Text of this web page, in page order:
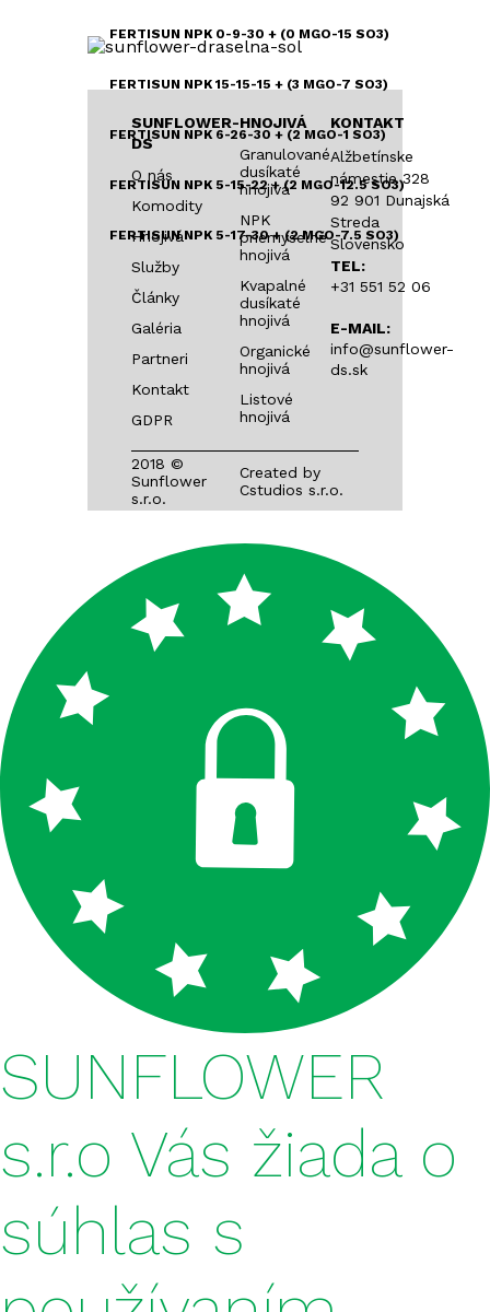
FERTISUN NPK 0-9-30 + (0 MGO-15 SO3)
FERTISUN NPK 15-15-15 + (3 MGO-7 SO3)
FERTISUN NPK 6-26-30 + (2 MGO-1 SO3)
FERTISUN NPK 5-15-22 + (2 MGO-12.5 SO3)
FERTISUN NPK 5-17-30 + (2 MGO-7.5 SO3)
FERTISUN NPK 9-23-23
FERTISUN NPK 8-24-24
FERTISUN NPK 10-21-17
FERTISUN S NPK 15-15-15 + 5S
FERTISUN S+ NPK 14-8-9 + 14S
FERTISUN S+ NPK 10-13-15 + 10S
FERTISUN S NP 20-21 + 7S
FERTISUN S NP 21-15 + 9S
FERTISUN S + NP 17-15 + 14S
MAP 12N 52P
DAP 18N 46P
FERTISUN NPK 5-12-22
FERTISUN NPK 5-16-20
FERTISUN NPK 10-20-20
FERTISUN NPK 20-10-10
SUNFLOWER-
DS
O nás
Komodity
Hnojivá
Služby
Články
Galéria
Partneri
Kontakt
GDPR
HNOJIVÁ
Granulované
dusíkaté
hnojivá
NPK
priemyselné
hnojivá
Kvapalné
dusíkaté
hnojivá
Organické
hnojivá
Listové
hnojivá
KONTAKT
Alžbetínske
námestie 328
92 901 Dunajská
Streda
Slovensko
TEL:
+31 551 52 06
E-MAIL:
info@sunflower-
ds.sk
2018 ©
Sunflower
s.r.o.
Created by
Cstudios s.r.o.
SUNFLOWER
s.r.o Vás žiada o
súhlas s